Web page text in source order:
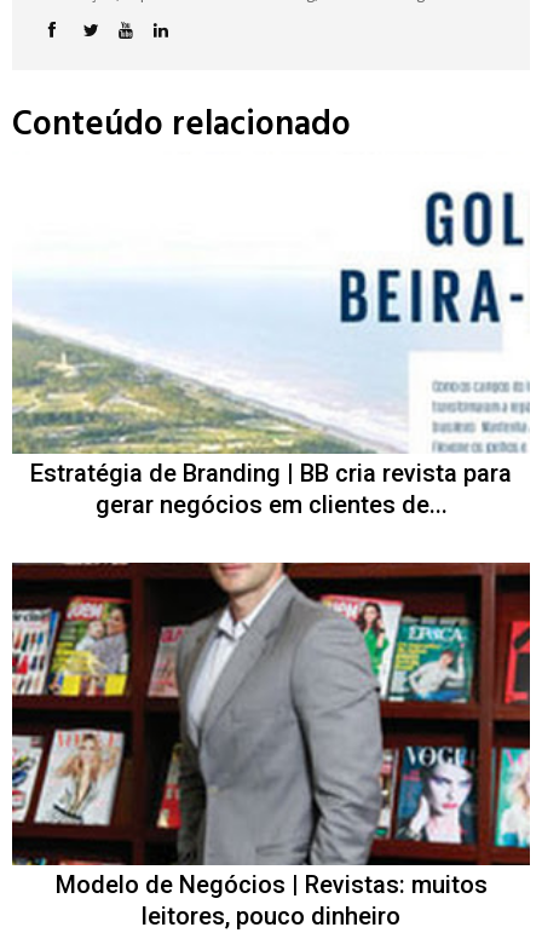
Conteúdo relacionado
Estratégia de Branding | BB cria revista para
gerar negócios em clientes de...
Modelo de Negócios | Revistas: muitos
leitores, pouco dinheiro